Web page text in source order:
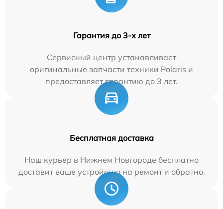
Гарантия до 3-х лет
Сервисный центр устанавливает
оригинальные запчасти техники Polaris и
предоставляет гарантию до 3 лет.
Бесплатная доставка
Наш курьер в Нижнем Новгороде бесплатно
доставит ваше устройство на ремонт и обратно.